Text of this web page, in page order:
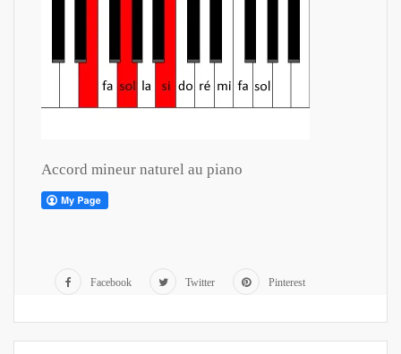
Accord mineur naturel au piano
Facebook Twitter Pinterest